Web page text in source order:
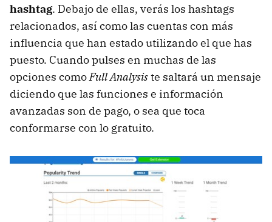
hashtag. Debajo de ellas, verás los hashtags
relacionados, así como las cuentas con más
influencia que han estado utilizando el que has
puesto. Cuando pulses en muchas de las
opciones comoFull Analysiste saltará un mensaje
diciendo que las funciones e información
avanzadas son de pago, o sea que toca
conformarse con lo gratuito.